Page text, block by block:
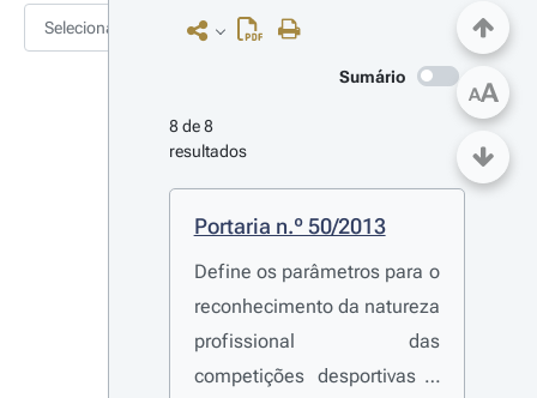
Selecionar
Sumário
8 de 8
resultados
Portaria n.º 50/2013
Define os parâmetros para o
reconhecimento da natureza
profissional das
competições desportivas e
AA